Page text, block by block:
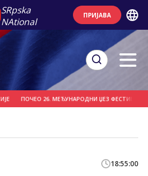
SRpska
NAtional
ПРИЈАВА
ПОЧЕО 26. МЕЂУНАРОДНИ ЏЕЗ ФЕСТИВАЛ НА
18:55:00